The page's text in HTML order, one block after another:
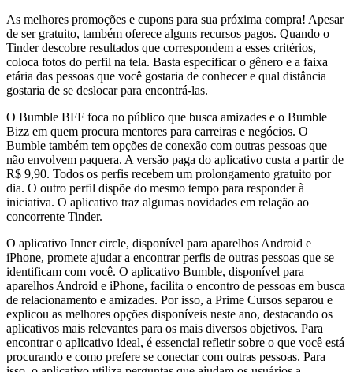
As melhores promoções e cupons para sua próxima compra! Apesar
de ser gratuito, também oferece alguns recursos pagos. Quando o
Tinder descobre resultados que correspondem a esses critérios,
coloca fotos do perfil na tela. Basta especificar o gênero e a faixa
etária das pessoas que você gostaria de conhecer e qual distância
gostaria de se deslocar para encontrá-las.
O Bumble BFF foca no público que busca amizades e o Bumble
Bizz em quem procura mentores para carreiras e negócios. O
Bumble também tem opções de conexão com outras pessoas que
não envolvem paquera. A versão paga do aplicativo custa a partir de
R$ 9,90. Todos os perfis recebem um prolongamento gratuito por
dia. O outro perfil dispõe do mesmo tempo para responder à
iniciativa. O aplicativo traz algumas novidades em relação ao
concorrente Tinder.
O aplicativo Inner circle, disponível para aparelhos Android e
iPhone, promete ajudar a encontrar perfis de outras pessoas que se
identificam com você. O aplicativo Bumble, disponível para
aparelhos Android e iPhone, facilita o encontro de pessoas em busca
de relacionamento e amizades. Por isso, a Prime Cursos separou e
explicou as melhores opções disponíveis neste ano, destacando os
aplicativos mais relevantes para os mais diversos objetivos. Para
encontrar o aplicativo ideal, é essencial refletir sobre o que você está
procurando e como prefere se conectar com outras pessoas. Para